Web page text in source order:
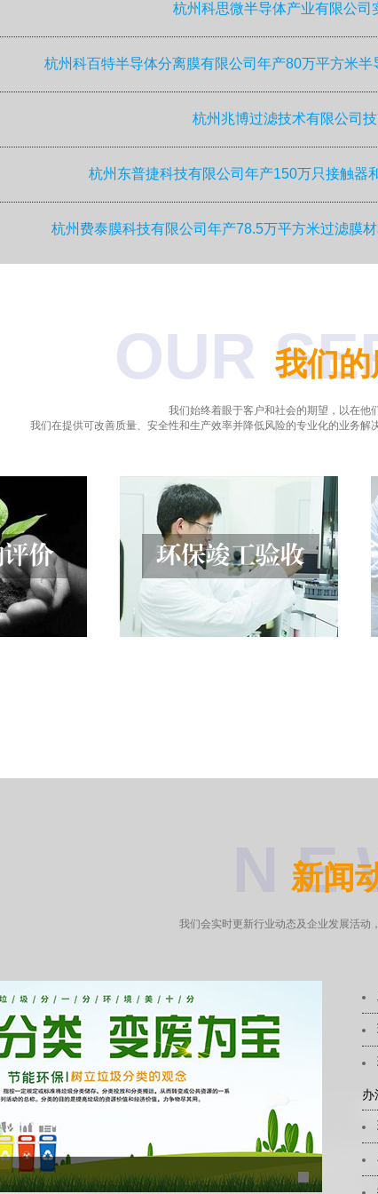
杭州科思微半导体产业有限公司
杭州科百特半导体分离膜有限公司年产80万平方米
杭州兆博过滤技术有限公司
杭州东普捷科技有限公司年产150万只接触器
杭州费泰膜科技有限公司年产78.5万平方米过滤膜
OUR 我们
我们始终着眼于客户和社会的期望，以在他
我们在提供可改善质量、安全性和生产效率并降低风险的专业化的业务解
价 环保竣工验收
N E
新闻
我们会实时更新行业动态及企业发展活动
办